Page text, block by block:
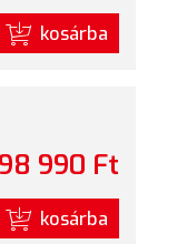
kosárba
98 990 Ft
kosárba